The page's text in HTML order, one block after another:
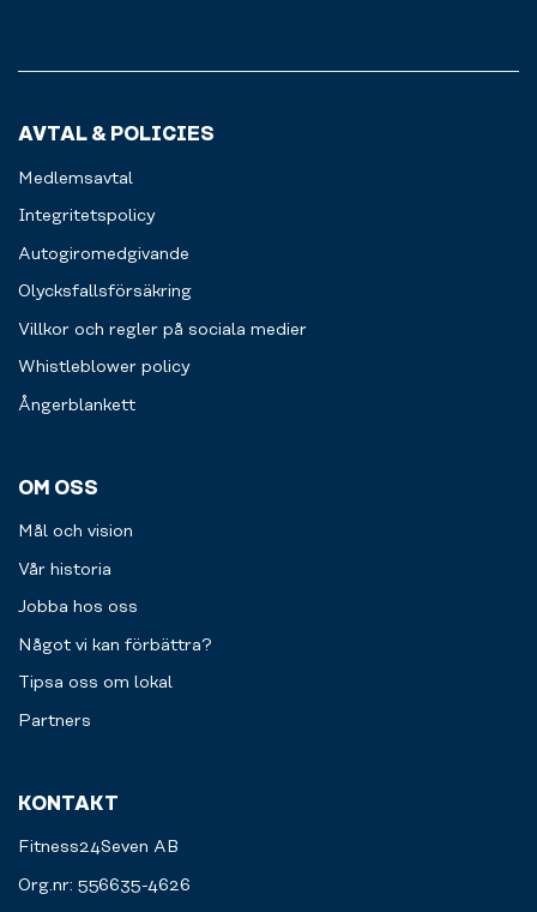
AVTAL & POLICIES
Medlemsavtal
Integritetspolicy
Autogiromedgivande
Olycksfallsförsäkring
Villkor och regler på sociala medier
Whistleblower policy
Ångerblankett
OM OSS
Mål och vision
Vår historia
Jobba hos oss
Något vi kan förbättra?
Tipsa oss om lokal
Partners
KONTAKT
Fitness24Seven AB
Org.nr: 556635-4626